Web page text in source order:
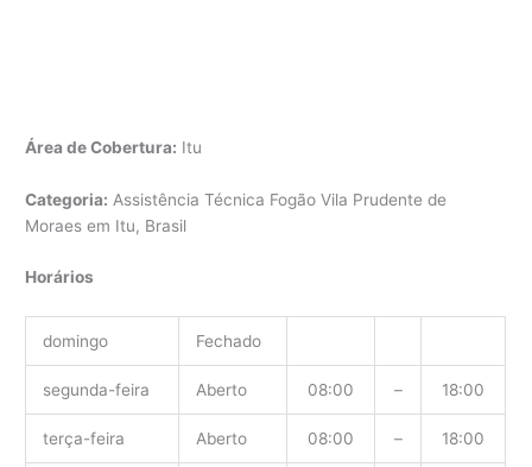
Área de Cobertura: Itu
Categoria: Assistência Técnica Fogão Vila Prudente de
Moraes em Itu, Brasil
Horários
domingo Fechado
segunda-feira Aberto 08:00 – 18:00
terça-feira Aberto 08:00 – 18:00